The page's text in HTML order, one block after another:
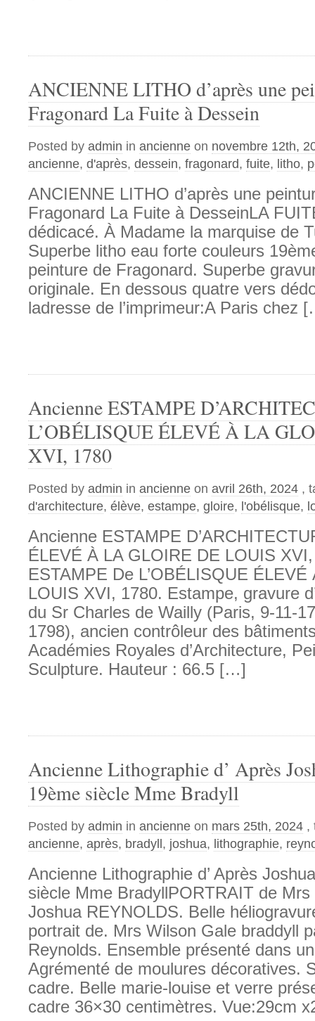
ANCIENNE LITHO d’après une
Fragonard La Fuite à Dessein
Posted by admin in ancienne on novembre 12th,
ancienne, d'après, dessein, fragonard, fuite, litho,
ANCIENNE LITHO d’après une
Fragonard La Fuite à DesseinLA
dédicacé. À Madame la marquise de
Superbe litho eau forte couleurs
peinture de Fragonard. Superbe
originale. En dessous quatre vers
ladresse de l’imprimeur:A Paris chez
Ancienne ESTAMPE
L’OBÉLISQUE ÉLEVÉ À LA
XVI, 1780
Posted by admin in ancienne on avril 26th, 2024 ,
d'architecture, élève, estampe, gloire, l'obélisque,
Ancienne ESTAMPE
ÉLEVÉ À LA GLOIRE DE LOUIS
ESTAMPE De L’OBÉLISQUE
LOUIS XVI, 1780. Estampe, gravure
du Sr Charles de Wailly (Paris, 9-11-
1798), ancien contrôleur des
Académies Royales d’Architecture,
Sculpture. Hauteur : 66.5 […]
Ancienne Lithographie d’ Après
19ème siècle Mme Bradyll
Posted by admin in ancienne on mars 25th, 2024 ,
ancienne, après, bradyll , joshua, lithographie,
Ancienne Lithographie d’ Après
siècle Mme BradyllPORTRAIT de
Joshua REYNOLDS. Belle
portrait de. Mrs Wilson Gale braddyll
Reynolds. Ensemble présenté dans
Agrémenté de moulures décoratives.
cadre. Belle marie-louise et verre
cadre 36×30 centimètres. Vue:29cm